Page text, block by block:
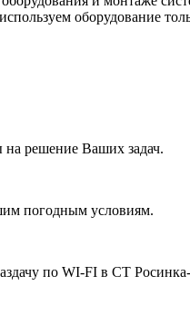
оборудование
решение Ваших задач.
погодным условиям.
по WI-FI в СТ